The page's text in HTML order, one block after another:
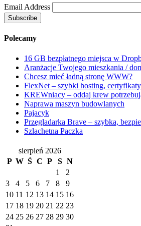
Email Address
Polecamy
16 GB bezpłatnego miejsca w
Aranżacje Twojego mieszkania /
Chcesz mieć ładną stronę WWW?
FlexNet – szybki hosting,
KREWniacy – oddaj krew
Naprawa maszyn budowlanych
Pajacyk
Przęgladarka Brave – szybka,
Szlachetna Paczka
sierpień 2026
P W Ś C P S N
1
2
3
4 5 6 7 8
9
10 11 12 13 14 15 16
17 18 19 20 21 22 23
24 25 26 27 28 29 30